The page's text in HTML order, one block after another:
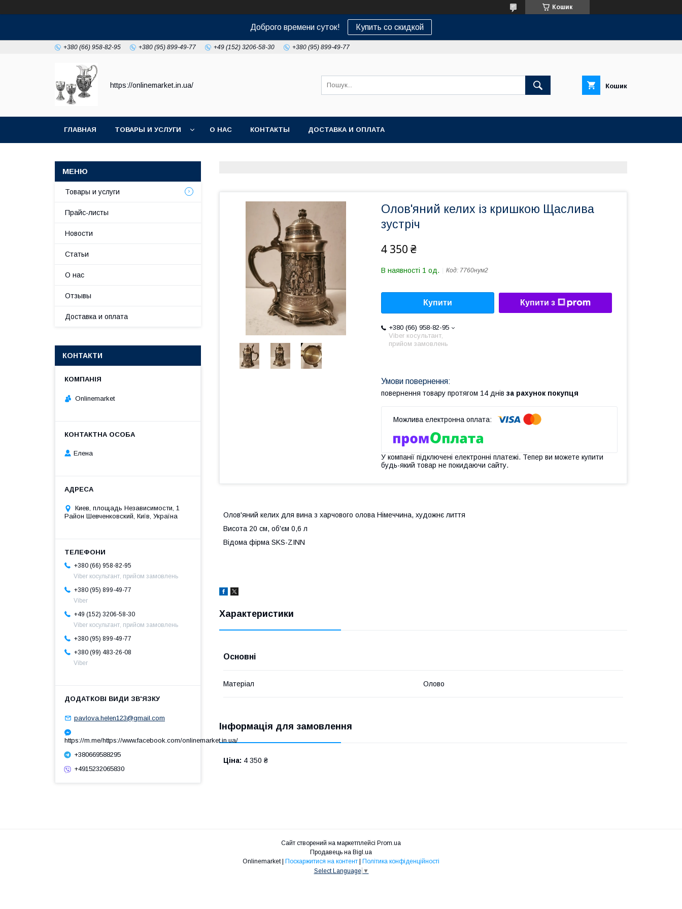
Кошик
Доброго времени суток! Купить со скидкой
+380 (66) 958-82-95 +380 (95) 899-49-77 +49 (152) 3206-58-30 +380 (95) 899-49-77
https://onlinemarket.in.ua/ Кошик
ГЛАВНАЯ ТОВАРЫ И УСЛУГИ О НАС КОНТАКТЫ ДОСТАВКА И ОПЛАТА
Олов'яний келих із кришкою Щаслива
зустріч
4 350 ₴
В наявності 1 од. Код: 7760нум2
Купити Купити з
+380 (66) 958-82-95
Viber косультант,
прийом замовлень
повернення товару протягом 14 днів за рахунок покупця
У компанії підключені електронні платежі. Тепер ви можете купити
будь-який товар не покидаючи сайту.
Олов'яний келих для вина з харчового олова Німеччина, художнє лиття
Висота 20 см, об'єм 0,6 л
Відома фірма SKS-ZINN
Характеристики
Основні
Матеріал Олово
Інформація для замовлення
Ціна: 4 350 ₴
Товары и услуги
Прайс-листы
Новости
Статьи
О нас
Отзывы
Доставка и оплата
КОНТАКТИ
Onlinemarket
Елена
Киев, площадь Независимости, 1
Район Шевченковский, Київ, Україна
+380 (66) 958-82-95
Viber косультант, прийом замовлень
+380 (95) 899-49-77
Viber
+49 (152) 3206-58-30
Viber косультант, прийом замовлень
+380 (95) 899-49-77
+380 (99) 483-26-08
Viber
pavlova.helen123@gmail.com
https://m.me/https://www.facebook.com/onlinemarket.in.ua/
+380669588295
+4915232065830
Сайт створений на маркетплейсі Prom.ua
Продавець на Bigl.ua
Onlinemarket | Поскаржитися на контент | Політика конфіденційності
Select Language ▼